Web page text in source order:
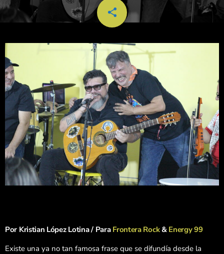
share
email
Por Kristian López Lotina / Para Frontera Rock& Energy 99
Existe una ya no tan famosa frase que se difundía desde la